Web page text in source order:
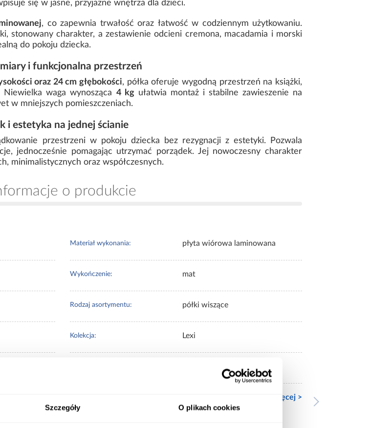
Szczegóły O plikach cookies
się w jasne, przyjazne wnętrza dla dzieci.
, co zapewnia trwałość oraz łatwość w codziennym użytkowaniu.
stonowany charakter, a zestawienie odcieni cremona, macadamia i morski
do pokoju dziecka.
i funkcjonalna przestrzeń
oraz 24 cm głębokości, półka oferuje wygodną przestrzeń na książki,
waga wynosząca 4 kgułatwia montaż i stabilne zawieszenie na
w mniejszych pomieszczeniach.
i estetyka na jednej ścianie
przestrzeni w pokoju dziecka bez rezygnacji z estetyki. Pozwala
jednocześnie pomagając utrzymać porządek. Jej nowoczesny charakter
minimalistycznych oraz współczesnych.
o produkcie
Materiał wykonania: płyta wiórowa laminowana
Wykończenie: mat
Rodzaj asortymentu: półki wiszące
Kolekcja: Lexi
Zobacz więcej >